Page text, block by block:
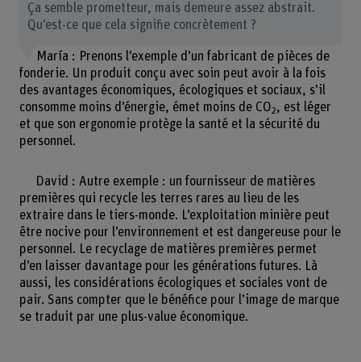
Ça semble prometteur, mais demeure assez abstrait.
Qu’est-ce que cela signifie concrètement ?
María : Prenons l’exemple d’un fabricant de pièces de
fonderie. Un produit conçu avec soin peut avoir à la fois
des avantages économiques, écologiques et sociaux, s’il
consomme moins d’énergie, émet moins de CO2, est léger
et que son ergonomie protège la santé et la sécurité du
personnel.
David : Autre exemple : un fournisseur de matières
premières qui recycle les terres rares au lieu de les
extraire dans le tiers-monde. L’exploitation minière peut
être nocive pour l’environnement et est dangereuse pour le
personnel. Le recyclage de matières premières permet
d’en laisser davantage pour les générations futures. Là
aussi, les considérations écologiques et sociales vont de
pair. Sans compter que le bénéfice pour l’image de marque
se traduit par une plus-value économique.